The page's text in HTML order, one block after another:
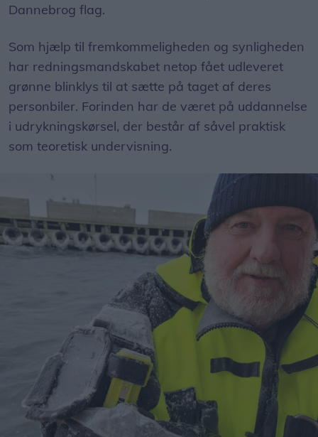
Dannebrog flag.
Som hjælp til fremkommeligheden og synligheden
har redningsmandskabet netop fået udleveret
grønne blinklys til at sætte på taget af deres
personbiler. Forinden har de været på uddannelse
i udrykningskørsel, der består af såvel praktisk
som teoretisk undervisning.